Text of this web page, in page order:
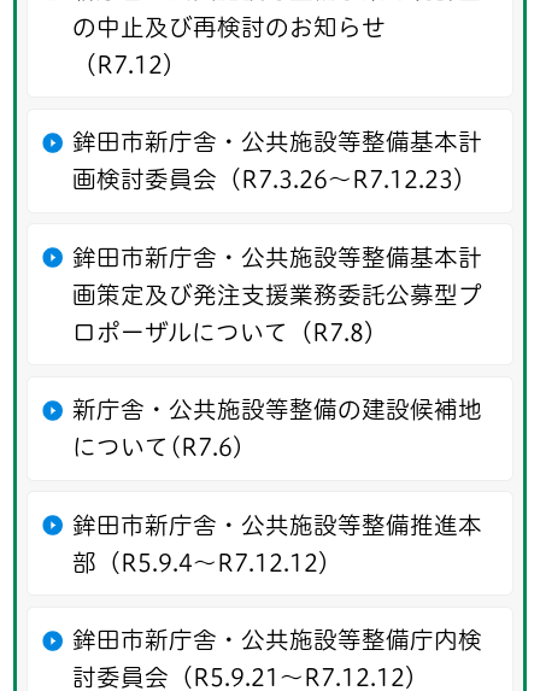
の中止及び再検討のお知らせ
（R7.12）
鉾田市新庁舎・公共施設等整備基本計
画検討委員会（R7.3.26～R7.12.23）
鉾田市新庁舎・公共施設等整備基本計
画策定及び発注支援業務委託公募型プ
ロポーザルについて（R7.8）
新庁舎・公共施設等整備の建設候補地
について(R7.6)
鉾田市新庁舎・公共施設等整備推進本
部（R5.9.4～R7.12.12）
鉾田市新庁舎・公共施設等整備庁内検
討委員会（R5.9.21～R7.12.12）